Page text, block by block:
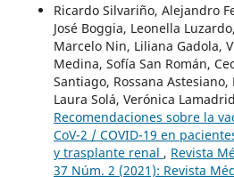
Ricardo Silvariño, Alejandro
José Boggia, Leonella
Marcelo Nin, Liliana Gadola,
Medina, Sofía San Román,
Santiago, Rossana
Laura Solá, Verónica
Recomendaciones sobre la
CoV-2 / COVID-19 en
y trasplante renal , Revista
37 Núm. 2 (2021): Revista